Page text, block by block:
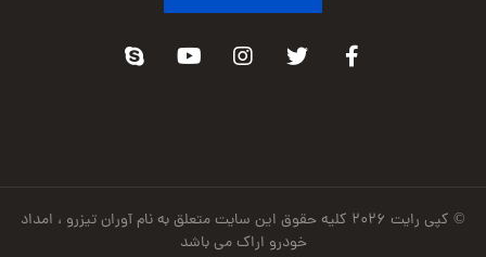
© کپی رایت ۲۰۲۶ کلیه حقوق این سایت متعلق به نام آوران تیزرو ، امداد
خودرو اراک می باشد